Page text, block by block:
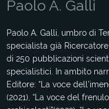
Paolo A. Galli
Paolo A. Galli, umbro di
specialista già
di 250 pubblicazioni
specialistici. In ambito
Editore: “La voce
(2021), “La voce del